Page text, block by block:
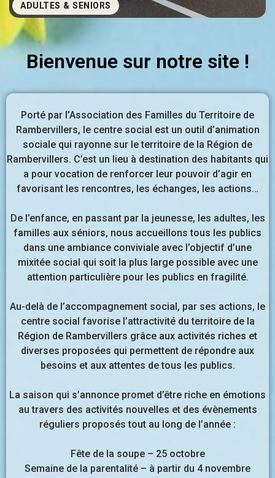
ADULTES & SENIORS
Bienvenue sur notre site !
Porté par l’Association des Familles du Territoire de
Rambervillers, le centre social est un outil d’animation
sociale qui rayonne sur le territoire de la Région de
Rambervillers. C’est un lieu à destination des habitants qui
a pour vocation de renforcer leur pouvoir d’agir en
favorisant les rencontres, les échanges, les actions…
De l’enfance, en passant par la jeunesse, les adultes, les
familles aux séniors, nous accueillons tous les publics
dans une ambiance conviviale avec l’objectif d’une
mixitée social qui soit la plus large possible avec une
attention particulière pour les publics en fragilité.
Au-delà de l’accompagnement social, par ses actions, le
centre social favorise l’attractivité du territoire de la
Région de Rambervillers grâce aux activités riches et
diverses proposées qui permettent de répondre aux
besoins et aux attentes de tous les publics.
La saison qui s’annonce promet d’être riche en émotions
au travers des activités nouvelles et des évènements
réguliers proposés tout au long de l’année :
Fête de la soupe – 25 octobre
Semaine de la parentalité – à partir du 4 novembre